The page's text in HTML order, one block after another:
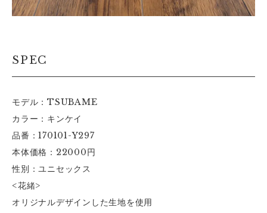
SPEC
モデル：TSUBAME
カラー：キンケイ
品番：170101-Y297
本体価格：22000円
性別：ユニセックス
<花緒>
オリジナルデザインした生地を使用